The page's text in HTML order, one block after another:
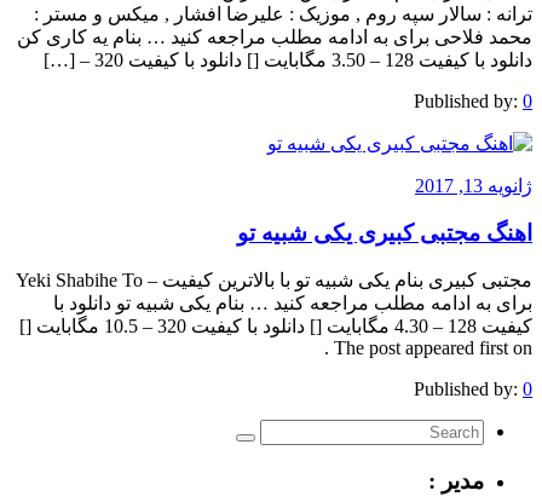
ترانه : سالار سپه روم , موزیک : علیرضا افشار , میکس و مستر :
محمد فلاحی برای به ادامه مطلب مراجعه کنید … بنام یه کاری کن
دانلود با کیفیت 128 – 3.50 مگابایت [] دانلود با کیفیت 320 – […]
Published by: 0
ژانویه 13, 2017
اهنگ مجتبی کبیری یکی شبیه تو
مجتبی کبیری بنام یکی شبیه تو با بالاترین کیفیت – Yeki Shabihe To
برای به ادامه مطلب مراجعه کنید … بنام یکی شبیه تو دانلود با
کیفیت 128 – 4.30 مگابایت [] دانلود با کیفیت 320 – 10.5 مگابایت []
The post appeared first on .
Published by: 0
مدیر :